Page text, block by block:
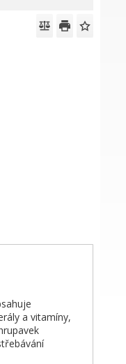
a vitamíny,